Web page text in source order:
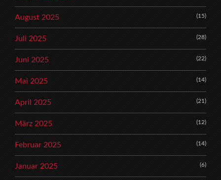
August 2025 (15)
Juli 2025 (28)
Juni 2025 (22)
Mai 2025 (14)
April 2025 (21)
März 2025 (12)
Februar 2025 (14)
Januar 2025 (6)